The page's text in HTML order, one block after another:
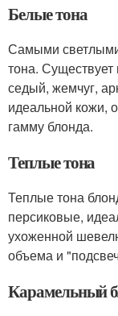
Белые тона
Самыми
тона. Существует
седый, жемчуг,
идеальной кожи,
гамму блонда.
Теплые тона
Теплые тона
персиковые,
ухоженной
объема и
Карамельный